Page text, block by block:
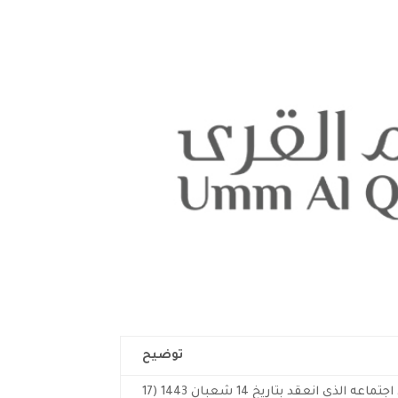
توضيح
أوصى مجلس إدارة شركة اسمنت أم القرى خلال اجتماعه الذي انعقد بتاريخ 14 شعبان 1443 (17